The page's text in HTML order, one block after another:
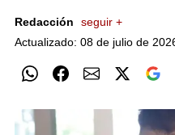
Redacción
seguir +
Actualizado: 08 de julio de